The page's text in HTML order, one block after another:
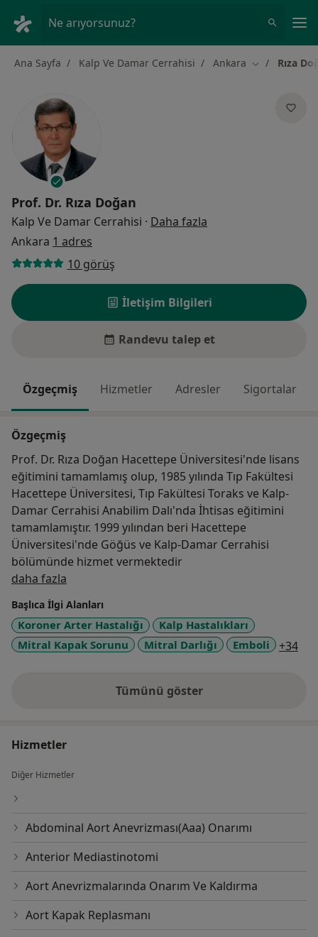
Ne arıyorsunuz?
Ana Sayfa Kalp Ve Damar Cerrahisi Ankara Şehir değiştir
Rıza
Prof. Dr. Rıza Doğan
Kalp Ve Damar Cerrahisi · Daha fazla
Ankara 1 adres
10 görüş
İletişim Bilgileri
Randevu talep et
Özgeçmiş Hizmetler Adresler Sigortalar
Özgeçmiş
Prof. Dr. Rıza Doğan Hacettepe Üniversitesi'nde lisans
eğitimini tamamlamış olup, 1985 yılında Tıp Fakültesi
Hacettepe Üniversitesi, Tıp Fakültesi Toraks ve Kalp-
Damar Cerrahisi Anabilim Dalı'nda İhtisas eğitimini
tamamlamıştır. 1999 yılından beri Hacettepe
Üniversitesi'nde Göğüs ve Kalp-Damar Cerrahisi
bölümünde hizmet vermektedir
daha fazla
Başlıca İlgi Alanları
Koroner Arter Hastalığı
Kalp Hastalıkları
Mitral Kapak Sorunu
Mitral Darlığı Emboli +34
Tümünü gösterdeneyim hakkında
Hizmetler
Diğer Hizmetler
Abdominal Aort Anevrizması(Aaa) Onarımı
Anterior Mediastinotomi
Aort Anevrizmalarında Onarım Ve Kaldırma
Aort Kapak Replasmanı